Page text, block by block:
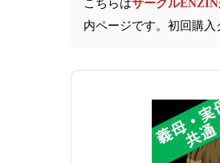
こちらはサークルENZIN
内ページです。初回購